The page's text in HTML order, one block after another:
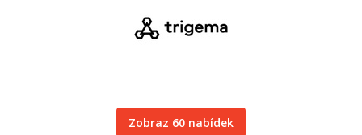
Zobraz 60 nabídek